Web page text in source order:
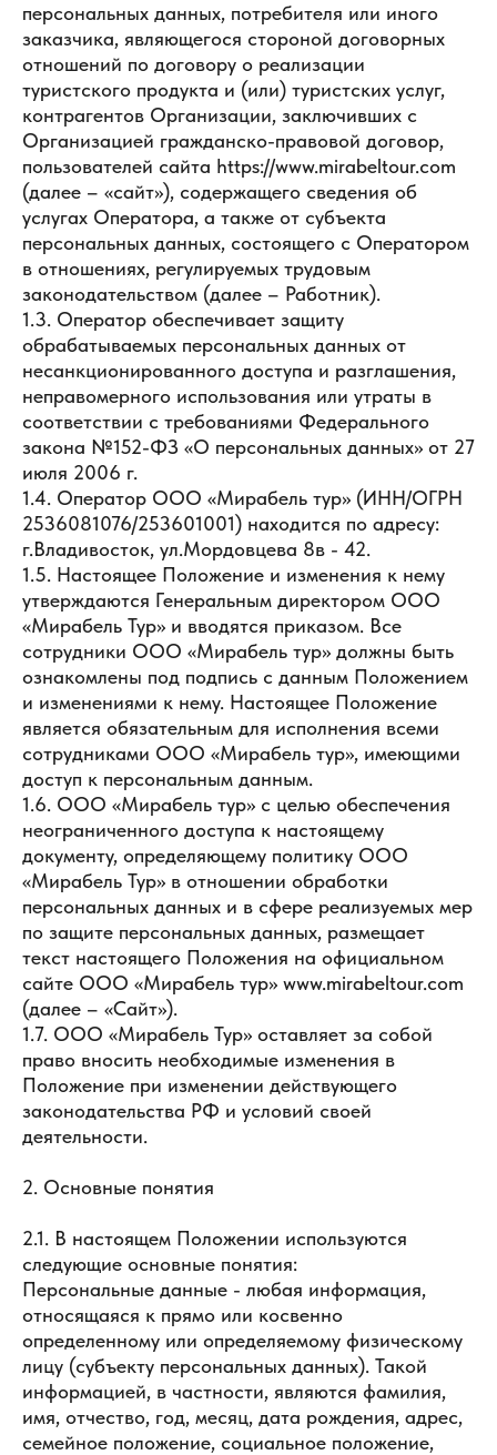
персональных данных, потребителя или иного
заказчика, являющегося стороной договорных
отношений по договору о реализации
туристского продукта и (или) туристских услуг,
контрагентов Организации, заключивших с
Организацией гражданско-правовой договор,
пользователей сайта https://www.mirabeltour.com
(далее – «сайт»), содержащего сведения об
услугах Оператора, а также от субъекта
персональных данных, состоящего с Оператором
в отношениях, регулируемых трудовым
законодательством (далее – Работник).
1.3. Оператор обеспечивает защиту
обрабатываемых персональных данных от
несанкционированного доступа и разглашения,
неправомерного использования или утраты в
соответствии с требованиями Федерального
закона №152-ФЗ «О персональных данных» от 27
июля 2006 г.
1.4. Оператор ООО «Мирабель тур» (ИНН/ОГРН
2536081076/253601001) находится по адресу:
г.Владивосток, ул.Мордовцева 8в - 42.
1.5. Настоящее Положение и изменения к нему
утверждаются Генеральным директором ООО
«Мирабель Тур» и вводятся приказом. Все
сотрудники ООО «Мирабель тур» должны быть
ознакомлены под подпись с данным Положением
и изменениями к нему. Настоящее Положение
является обязательным для исполнения всеми
сотрудниками ООО «Мирабель тур», имеющими
доступ к персональным данным.
1.6. ООО «Мирабель тур» с целью обеспечения
неограниченного доступа к настоящему
документу, определяющему политику ООО
«Мирабель Тур» в отношении обработки
персональных данных и в сфере реализуемых мер
по защите персональных данных, размещает
текст настоящего Положения на официальном
сайте ООО «Мирабель тур» www.mirabeltour.com
(далее – «Сайт»).
1.7. ООО «Мирабель Тур» оставляет за собой
право вносить необходимые изменения в
Положение при изменении действующего
законодательства РФ и условий своей
деятельности.
2. Основные понятия
2.1. В настоящем Положении используются
следующие основные понятия:
Персональные данные - любая информация,
относящаяся к прямо или косвенно
определенному или определяемому физическому
лицу (субъекту персональных данных). Такой
информацией, в частности, являются фамилия,
имя, отчество, год, месяц, дата рождения, адрес,
семейное положение, социальное положение,